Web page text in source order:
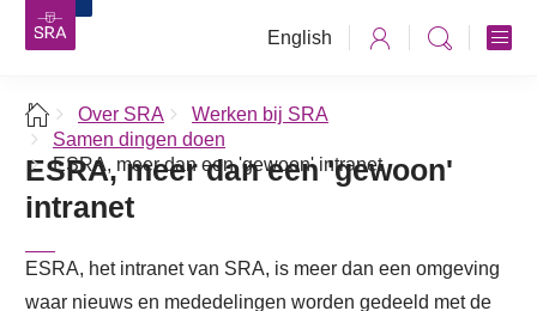
English
Over SRA
Werken bij SRA
Samen dingen doen
ESRA, meer dan een 'gewoon' intranet
ESRA, meer dan een 'gewoon'
intranet
ESRA, het intranet van SRA, is meer dan een omgeving
waar nieuws en mededelingen worden gedeeld met de